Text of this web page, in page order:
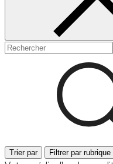
Trier par Filtrer par rubrique